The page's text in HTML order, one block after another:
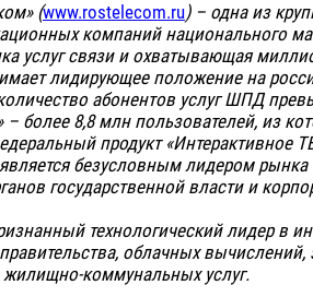
(www.rostelecom.ru) – одна из
компаний национального
услуг связи и охватывающая
лидирующее положение на
абонентов услуг ШПД
– более 8,8 млн пользователей, из
продукт «Интерактивное
безусловным лидером
государственной власти и
технологический лидер в
облачных
жилищно-коммунальных услуг.